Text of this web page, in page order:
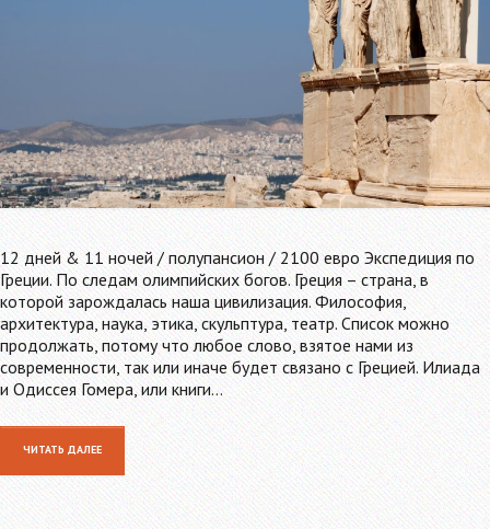
12 дней & 11 ночей / полупансион / 2100 евро Экспедиция по
Греции. По следам олимпийских богов. Греция – страна, в
которой зарождалась наша цивилизация. Философия,
архитектура, наука, этика, скульптура, театр. Список можно
продолжать, потому что любое слово, взятое нами из
современности, так или иначе будет связано с Грецией. Илиада
и Одиссея Гомера, или книги…
ЧИТАТЬ ДАЛЕЕ